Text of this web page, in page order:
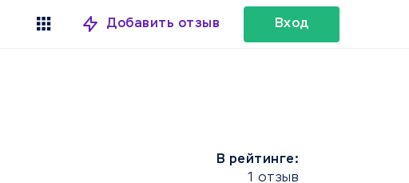
Добавить отзыв Вход
В рейтинге:
1 отзыв